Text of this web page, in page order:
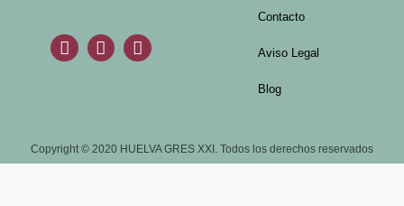
Contacto
Aviso Legal
Blog
Copyright © 2020 HUELVA GRES XXI. Todos los derechos reservados